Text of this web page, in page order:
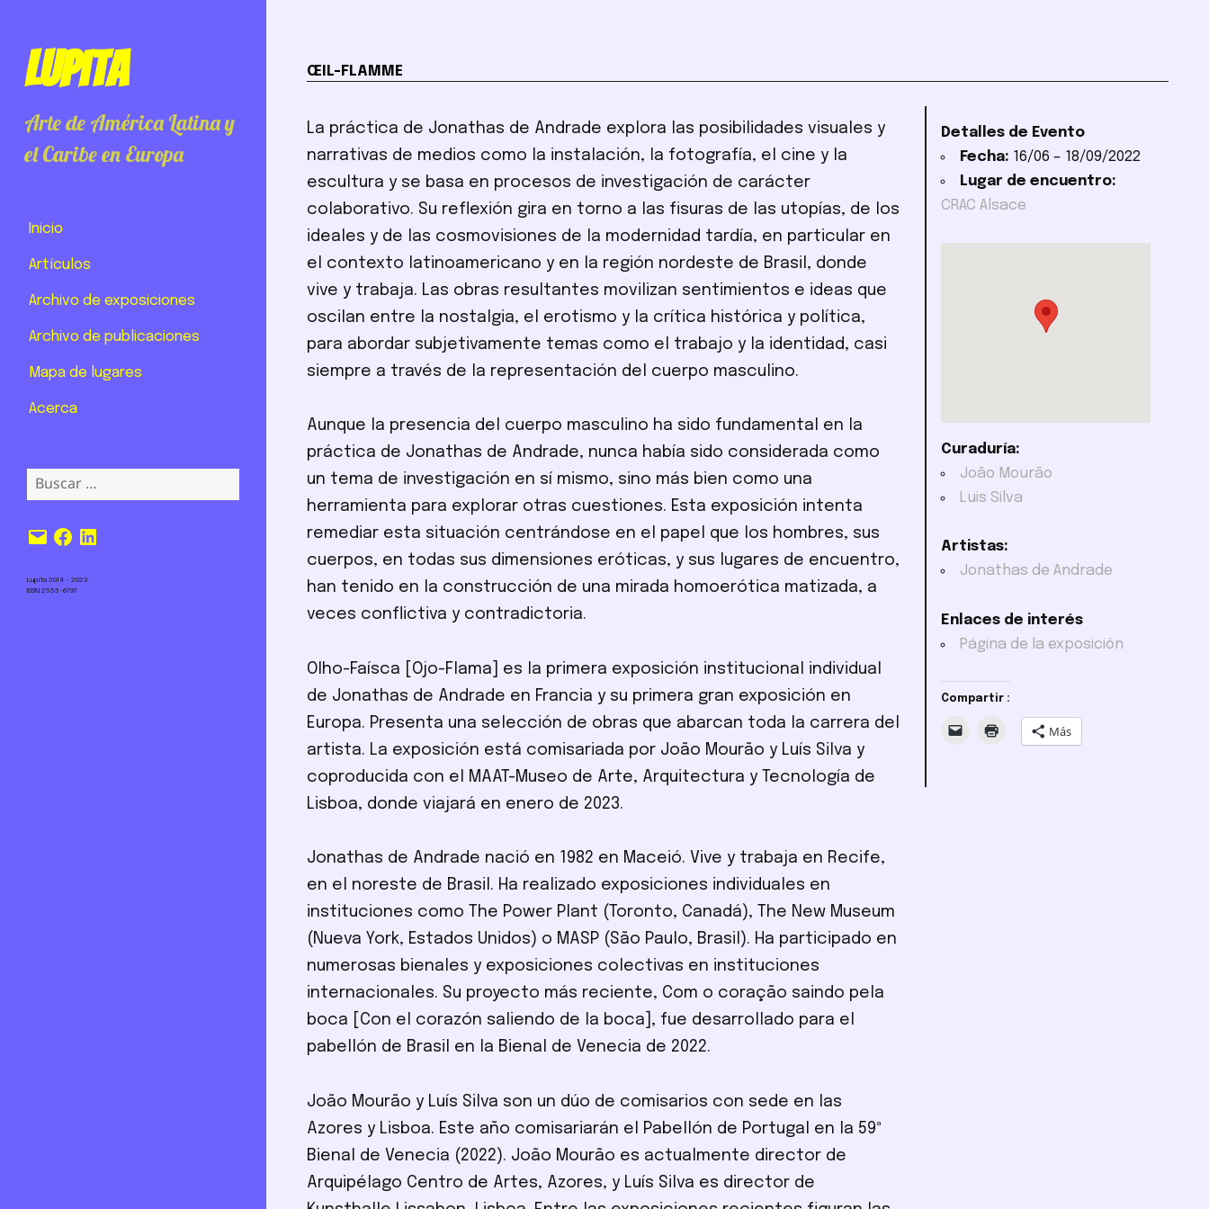
Lupita
Arte de América Latina y
el Caribe en Europa
Inicio
Artículos
Archivo de exposiciones
Archivo de publicaciones
Mapa de lugares
Acerca
Buscar:
Correo
electrónico
Facebook
LinkedIn
Lupita 2014 – 2023
ISSN 2555-6797
ŒIL-FLAMME
La práctica de Jonathas de Andrade explora las posibilidades visuales y
narrativas de medios como la instalación, la fotografía, el cine y la
escultura y se basa en procesos de investigación de carácter
colaborativo. Su reflexión gira en torno a las fisuras de las utopías, de los
ideales y de las cosmovisiones de la modernidad tardía, en particular en
el contexto latinoamericano y en la región nordeste de Brasil, donde
vive y trabaja. Las obras resultantes movilizan sentimientos e ideas que
oscilan entre la nostalgia, el erotismo y la crítica histórica y política,
para abordar subjetivamente temas como el trabajo y la identidad, casi
siempre a través de la representación del cuerpo masculino.
Aunque la presencia del cuerpo masculino ha sido fundamental en la
práctica de Jonathas de Andrade, nunca había sido considerada como
un tema de investigación en sí mismo, sino más bien como una
herramienta para explorar otras cuestiones. Esta exposición intenta
remediar esta situación centrándose en el papel que los hombres, sus
cuerpos, en todas sus dimensiones eróticas, y sus lugares de encuentro,
han tenido en la construcción de una mirada homoerótica matizada, a
veces conflictiva y contradictoria.
Olho-Faísca [Ojo-Flama] es la primera exposición institucional individual
de Jonathas de Andrade en Francia y su primera gran exposición en
Europa. Presenta una selección de obras que abarcan toda la carrera del
artista. La exposición está comisariada por João Mourão y Luís Silva y
coproducida con el MAAT-Museo de Arte, Arquitectura y Tecnología de
Lisboa, donde viajará en enero de 2023.
Jonathas de Andrade nació en 1982 en Maceió. Vive y trabaja en Recife,
en el noreste de Brasil. Ha realizado exposiciones individuales en
instituciones como The Power Plant (Toronto, Canadá), The New Museum
(Nueva York, Estados Unidos) o MASP (São Paulo, Brasil). Ha participado en
numerosas bienales y exposiciones colectivas en instituciones
internacionales. Su proyecto más reciente, Com o coração saindo pela
boca [Con el corazón saliendo de la boca], fue desarrollado para el
pabellón de Brasil en la Bienal de Venecia de 2022.
João Mourão y Luís Silva son un dúo de comisarios con sede en las
Azores y Lisboa. Este año comisariarán el Pabellón de Portugal en la 59ª
Bienal de Venecia (2022). João Mourão es actualmente director de
Arquipélago Centro de Artes, Azores, y Luís Silva es director de
Detalles de Evento
Fecha: 16/06 – 18/09/2022
Lugar de encuentro:
CRAC Alsace
Curaduría:
João Mourão
Luis Silva
Artistas:
Jonathas de Andrade
Enlaces de interés
Página de la exposición
Compartir :
Más